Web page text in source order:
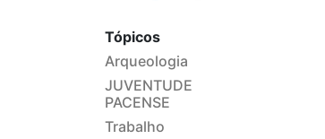
Tópicos
Arqueologia
JUVENTUDE
PACENSE
Trabalho